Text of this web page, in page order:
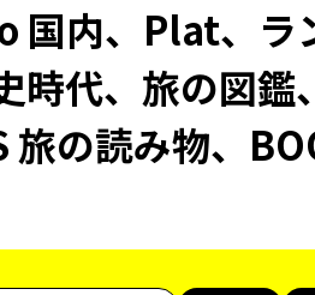
国内、Plat、ラ
時代、旅の図鑑
旅の読み物、